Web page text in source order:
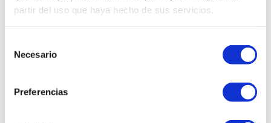
partir del uso que haya hecho de sus servicios.
Necesario
Preferencias